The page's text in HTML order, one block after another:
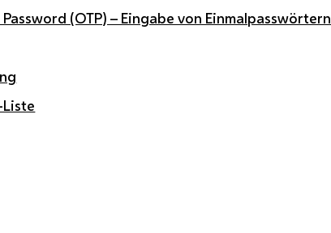
(OTP) – Eingabe von Einmalpasswörtern